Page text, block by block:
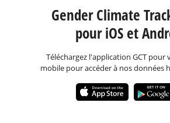
Gender Climate
pour iOS et
Téléchargez l'application GCT pour
mobile pour accéder à nos données